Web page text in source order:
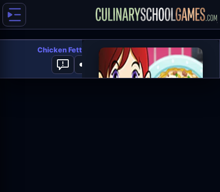
Chicken Fettuccine: Sara's Cooking Class
0